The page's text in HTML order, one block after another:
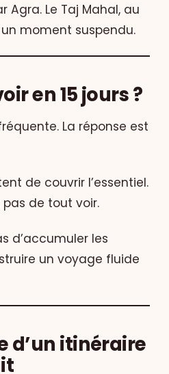
Agra. Le Taj Mahal, au
moment suspendu.
en 15 jours ?
La réponse est
de couvrir l’essentiel.
pas de tout voir.
d’accumuler les
un voyage fluide
d’un itinéraire